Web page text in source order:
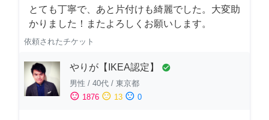
とても丁寧で、あと片付けも綺麗でした。大変助
かりました！またよろしくお願いします。
依頼されたチケット
やりが【IKEA認定】 check_circle
男性 / 40代 / 東京都
sentiment_satisfied 1876 sentiment_neutral 13 sentiment_dissatisfied 0